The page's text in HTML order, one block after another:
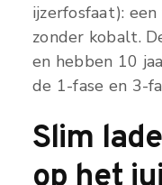
ijzerfosfaat):
zonder kobalt.
en hebben 10
de 1-fase en 3-
Slim